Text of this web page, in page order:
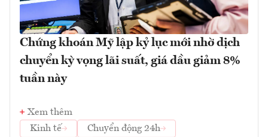
Chứng khoán Mỹ lập kỷ lục mới nhờ dịch
chuyển kỳ vọng lãi suất, giá dầu giảm 8%
tuần này
Xem thêm
Kinh tế
Chuyển động 24h